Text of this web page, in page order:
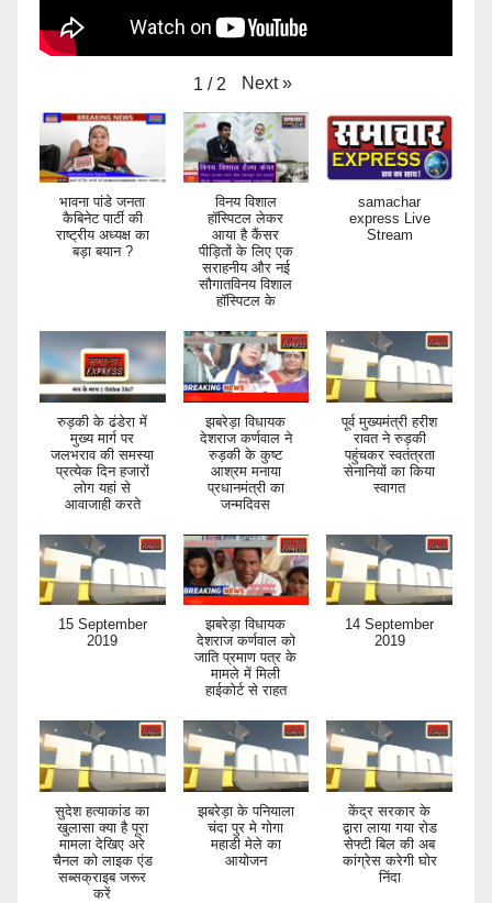
1 / 2 Next »
भावना पांडे जनता
कैबिनेट पार्टी की
राष्ट्रीय अध्यक्ष का
बड़ा बयान ?
विनय विशाल
हॉस्पिटल लेकर
आया है कैंसर
पीड़ितों के लिए एक
सराहनीय और नई
सौगातविनय विशाल
हॉस्पिटल के
samachar
express Live
Stream
रुड़की के ढंडेरा में
मुख्य मार्ग पर
जलभराव की समस्या
प्रत्येक दिन हजारों
लोग यहां से
आवाजाही करते
झबरेड़ा विधायक
देशराज कर्णवाल ने
रुड़की के कुष्ट
आश्रम मनाया
प्रधानमंत्री का
जन्मदिवस
पूर्व मुख्यमंत्री हरीश
रावत ने रुड़की
पहुंचकर स्वतंत्रता
सेनानियों का किया
स्वागत
15 September
2019
झबरेड़ा विधायक
देशराज कर्णवाल को
जाति प्रमाण पत्र के
मामले में मिली
हाईकोर्ट से राहत
14 September
2019
सुदेश हत्याकांड का
खुलासा क्या है पूरा
मामला देखिए अरे
चैनल को लाइक एंड
सब्सक्राइब जरूर
करें
झबरेड़ा के पनियाला
चंदा पुर मे गोगा
महाडी मेले का
आयोजन
केंद्र सरकार के
द्वारा लाया गया रोड
सेफ्टी बिल की अब
कांग्रेस करेगी घोर
निंदा